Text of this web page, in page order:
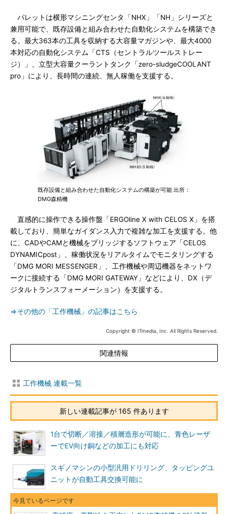
パレットは横形マシニングセンタ「NHX」「NH」シリーズと
兼用可能で、既存設備と組み合わせた自動化システムを構築でき
る。最大363本の工具を収納する大容量マガジンや、最大4000
本対応の自動化システム「CTS（セントラルツールストレー
ジ）」、立型大容量クーラントタンク「zero-sludgeCOOLANT
pro」により、長時間の連続、無人稼働を支援する。
既存設備と組み合わせた自動化システムの構築が可能 出所：
DMG森精機
直感的に操作できる操作盤「ERGOline X with CELOS X」を搭
載しており、簡単なガイダンス入力で複雑な加工を支援する。他
に、CADやCAMと機械をブリッジするソフトウェア「CELOS
DYNAMICpost」、稼働状況をリアルタイムでモニタリングする
「DMG MORI MESSENGER」、工作機械や周辺機器をネットワ
ークに接続する「DMG MORI GATEWAY」などにより、DX（デ
ジタルトランスフォーメーション）を支援する。
⇒その他の「工作機械」の記事はこちら
Copyright © ITmedia, Inc. All Rights Reserved.
関連情報
工作機械 連載一覧
新しい連載記事が 165 件あります
1台で切断／溶接／積層造形が可能に、青色レーザ
ーでEV向け銅などの加工にも対応
スギノマシンの小型汎用ドリリング、タッピングユ
ニットが自動工具交換可能に